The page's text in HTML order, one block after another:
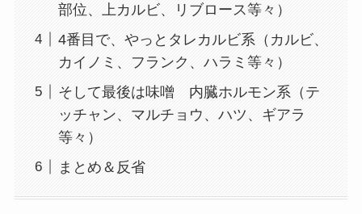
部位、上カルビ、リブロース等々）
4番目で、やっとタレカルビ系（カルビ、
カイノミ、フランク、ハラミ等々）
そして最後は味噌 内臓ホルモン系（テ
ッチャン、マルチョウ、ハツ、ギアラ
等々）
まとめ＆反省